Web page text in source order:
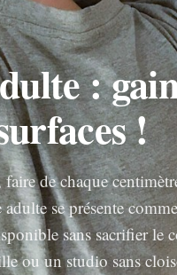
:
!
de chaque
se présente
sans sacrifier le
ou un studio sans